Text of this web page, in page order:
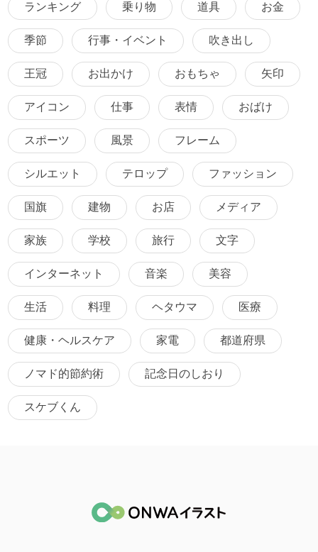
ランキング 乗り物 道具 お金
季節 行事・イベント 吹き出し
王冠 お出かけ おもちゃ 矢印
アイコン 仕事 表情 おばけ
スポーツ 風景 フレーム
シルエット テロップ ファッション
国旗 建物 お店 メディア
家族 学校 旅行 文字
インターネット 音楽 美容
生活 料理 ヘタウマ 医療
健康・ヘルスケア 家電 都道府県
ノマド的節約術 記念日のしおり
スケブくん